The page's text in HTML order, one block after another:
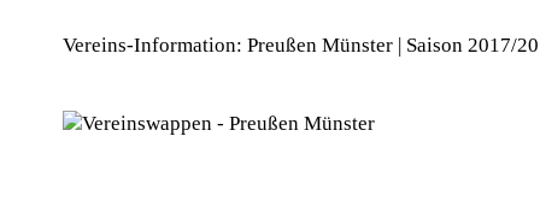
Vereins-Information: Preußen Münster | Saison 2017/